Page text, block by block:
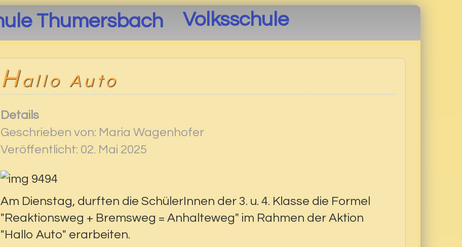
Volksschule
Hallo Auto
Details
Geschrieben von: Maria Wagenhofer
Veröffentlicht: 02. Mai 2025
Am Dienstag, durften die SchülerInnen der 3. u. 4. Klasse die Formel
"Reaktionsweg + Bremsweg = Anhalteweg" im Rahmen der Aktion
"Hallo Auto" erarbeiten.